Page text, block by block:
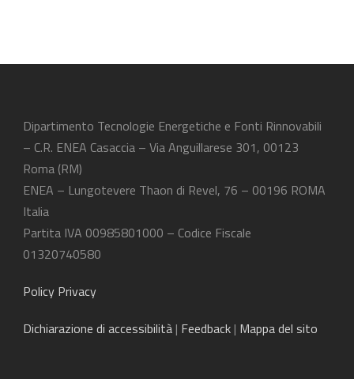
Dipartimento Tecnologie Energetiche e Fonti Rinnovabili
– C.R. ENEA Casaccia – Via Anguillarese 301, 00123
Roma (RM)
ENEA – Lungotevere Thaon di Revel, 76 – 00196 ROMA
Italia
Partita IVA 00985801000 – Codice Fiscale
01320740580
Policy Privacy
Dichiarazione di accessibilità | Feedback | Mappa del sito